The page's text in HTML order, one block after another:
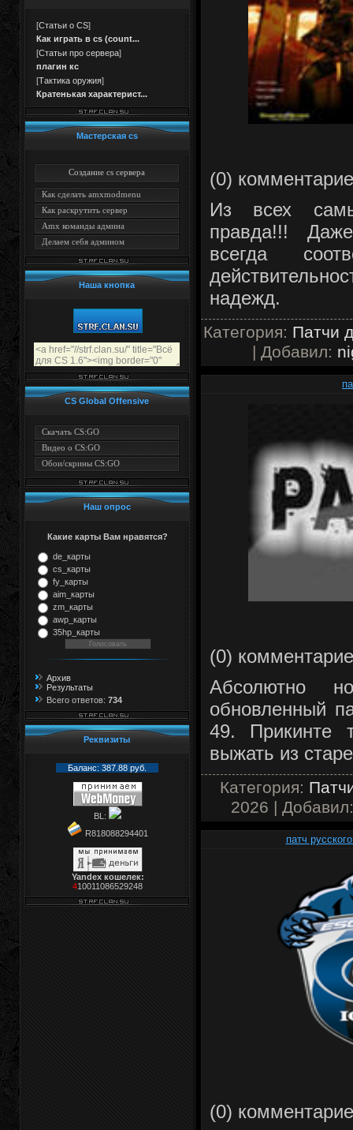
[Статьи о CS]
Как играть в cs (count...
[Статьи про сервера]
плагин кс
[Тактика оружия]
Кратенькая характерист...
Мастерская cs
Создание cs сервера
Как сделать amxmodmenu
Как раскрутить сервер
Amx команды админа
Делаем себя админом
Наша кнопка
CS Global Offensive
Скачать CS:GO
Видео о CS:GO
Обои/скрины CS:GO
Наш опрос
Какие карты Вам нравятся?
de_карты
cs_карты
fy_карты
aim_карты
zm_карты
awp_карты
35hp_карты
Архив
Результаты
Всего ответов: 734
Реквизиты
Баланс: 387.88 руб.
BL:
R818088294401
Yandex кошелек:
410011086529248
(0)
Из всех
правда!!!
всегда
надежд.
Категория: Патчи
| Добавил:
(0)
Абсолютно
обновленный
49. Прикинте
выжать из
Категория:
2026 |
патч
(0)